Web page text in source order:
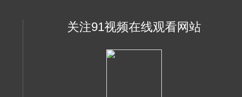
关注91视频在线观看网站